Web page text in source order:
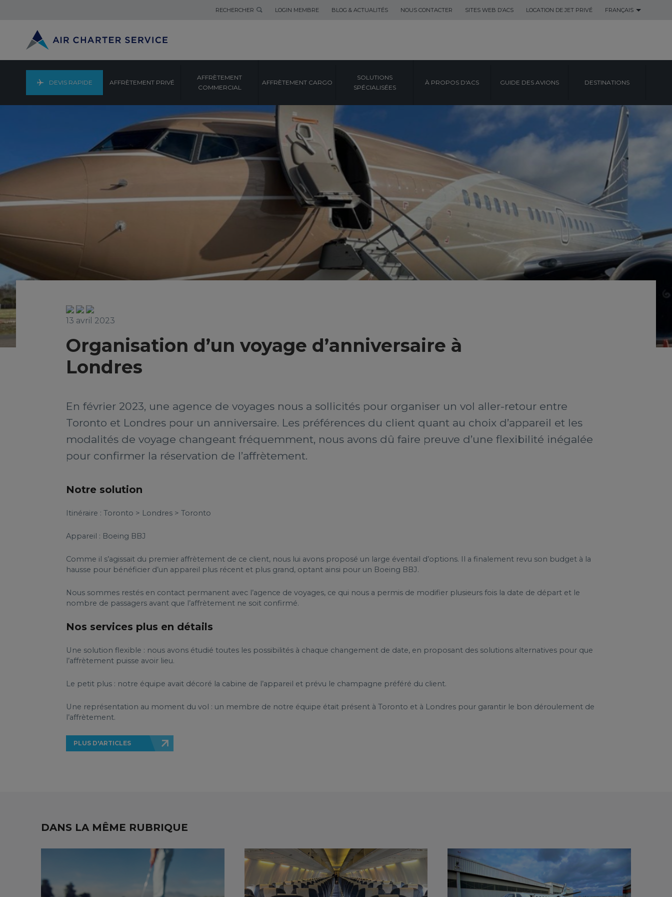
RECHERCHER LOGIN MEMBRE BLOG & ACTUALITÉS NOUS CONTACTER SITES WEB D’ACS LOCATION DE JET PRIVÉ FRANÇAIS
DEVIS RAPIDE AFFRÈTEMENT PRIVÉ
AFFRÈTEMENT
COMMERCIAL
AFFRÈTEMENT CARGO
SOLUTIONS
SPÉCIALISÉES
À PROPOS D'ACS GUIDE DES AVIONS DESTINATIONS
13 avril 2023
Organisation d’un voyage d’anniversaire à
Londres
En février 2023, une agence de voyages nous a sollicités pour organiser un vol aller-retour entre
Toronto et Londres pour un anniversaire. Les préférences du client quant au choix d’appareil et les
modalités de voyage changeant fréquemment, nous avons dû faire preuve d’une flexibilité inégalée
pour confirmer la réservation de l’affrètement.
Notre solution
Itinéraire : Toronto > Londres > Toronto
Appareil : Boeing BBJ
Comme il s’agissait du premier affrètement de ce client, nous lui avons proposé un large éventail d’options. Il a finalement revu son budget à la
hausse pour bénéficier d’un appareil plus récent et plus grand, optant ainsi pour un Boeing BBJ.
Nous sommes restés en contact permanent avec l’agence de voyages, ce qui nous a permis de modifier plusieurs fois la date de départ et le
nombre de passagers avant que l’affrètement ne soit confirmé.
Nos services plus en détails
Une solution flexible : nous avons étudié toutes les possibilités à chaque changement de date, en proposant des solutions alternatives pour que
l’affrètement puisse avoir lieu.
Le petit plus : notre équipe avait décoré la cabine de l’appareil et prévu le champagne préféré du client.
Une représentation au moment du vol : un membre de notre équipe était présent à Toronto et à Londres pour garantir le bon déroulement de
l’affrètement.
PLUS D'ARTICLES
DANS LA MÊME RUBRIQUE